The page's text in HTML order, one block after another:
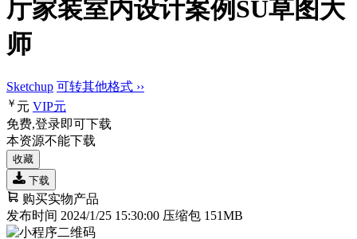
厅家装室内设计案例SU草图大
师
Sketchup 可转其他格式 ››
￥ 元 VIP元
免费,登录即可下载
本资源不能下载
收藏
下载
购买实物产品
发布时间 2024/1/25 15:30:00 压缩包 151MB